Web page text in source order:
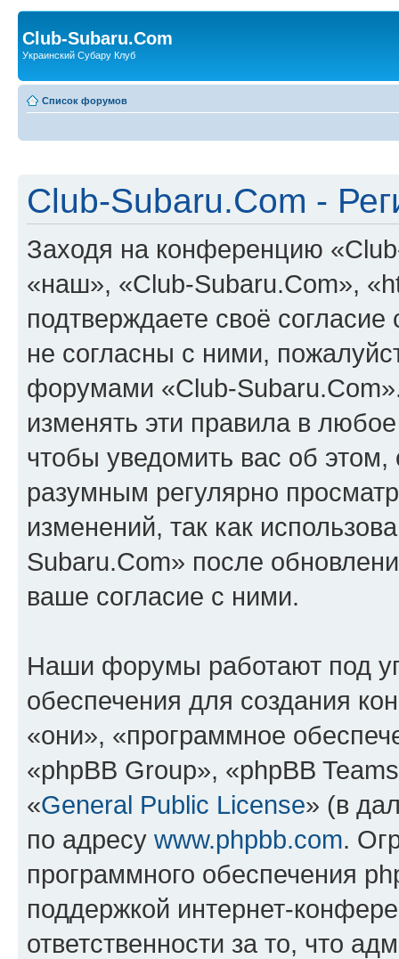
Club-Subaru.Com
Украинский Субару Клуб
Список форумов
Club-Subaru.Com -
Заходя на конференцию
«наш», «Club-Subaru.Com»,
подтверждаете своё
не согласны с ними,
форумами «Club-
изменять эти правила в
чтобы уведомить вас об
разумным регулярно
изменений, так как
Subaru.Com» после
ваше согласие с ними.
Наши форумы работают под
обеспечения для создания
«они», «программное
«phpBB Group», «phpBB
«General Public License» (в
по адресу www.phpbb.com.
программного обеспечения
поддержкой интернет-
ответственности за то, что